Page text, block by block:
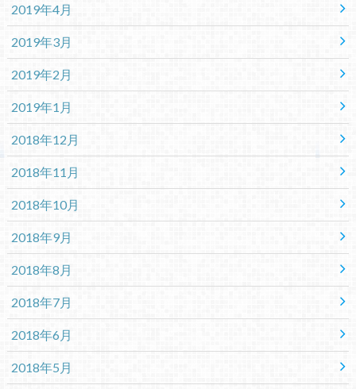
2019年4月
2019年3月
2019年2月
2019年1月
2018年12月
2018年11月
2018年10月
2018年9月
2018年8月
2018年7月
2018年6月
2018年5月